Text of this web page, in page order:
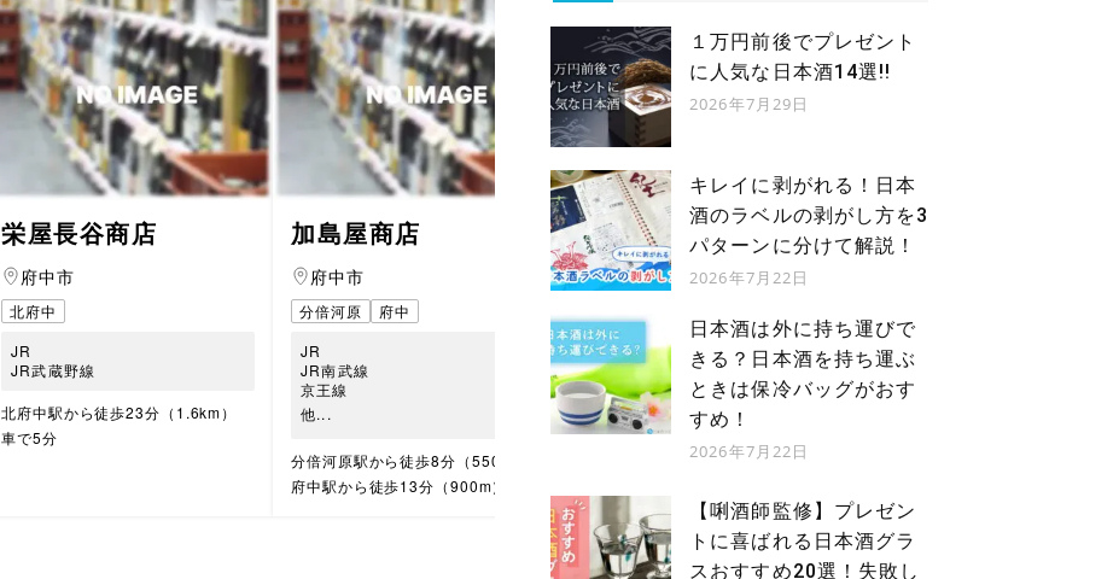
栄屋長谷商店
府中市
北府中
JR
JR武蔵野線
北府中駅から徒歩23分（1.6km）
車で5分
加島屋商店
府中市
分倍河原
府中
JR
JR南武線
京王線
他...
分倍河原駅から徒歩8分（550m）
府中駅から徒歩13分（900m）
鴨下酒店
府中市
JR
JR南武線
西府駅北口から徒歩7分（500m）
越中屋酒店
JR
JR武蔵野線
１万円前後でプレゼント
に人気な日本酒14選!!
2026年7月29日
キレイに剥がれる！日本
酒のラベルの剥がし方を3
パターンに分けて解説！
2026年7月22日
日本酒は外に持ち運びで
きる？日本酒を持ち運ぶ
ときは保冷バッグがおす
すめ！
2026年7月22日
【唎酒師監修】プレゼン
トに喜ばれる日本酒グラ
スおすすめ20選！失敗し